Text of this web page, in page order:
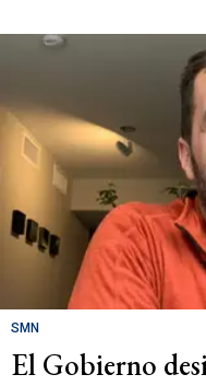
SMN
El Gobierno